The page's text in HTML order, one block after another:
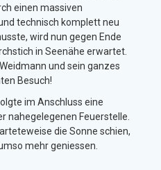
einen massiven
technisch komplett neu
wird nun gegen Ende
in Seenähe erwartet.
und sein ganzes
Besuch!
im Anschluss eine
nahegelegenen Feuerstelle.
die Sonne schien,
mehr geniessen.